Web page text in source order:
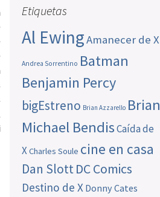
Etiquetas
Al EwingAmanecer de X
Andrea Sorrentino Batman
Benjamin Percy
bigEstreno Brian Azzarello Brian
Michael BendisCaída de
XCharles Soule cine en casa
Dan SlottDC Comics
Destino de X Donny Cates